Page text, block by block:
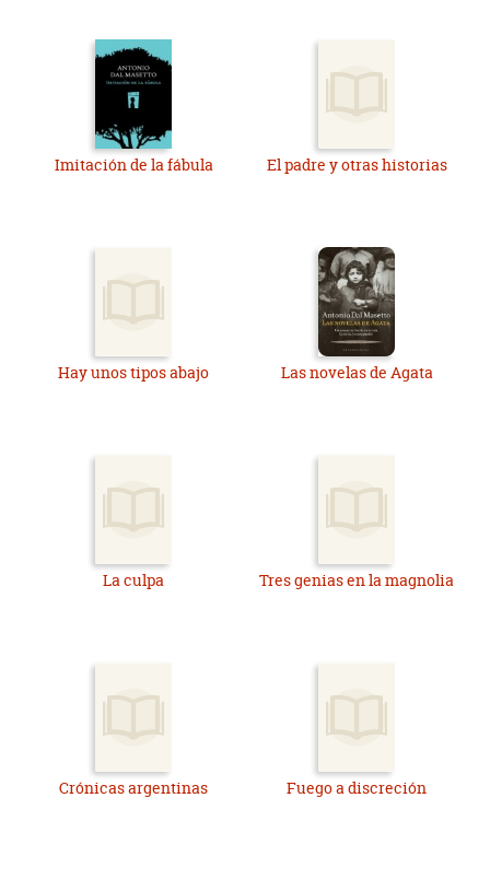
Imitación de la fábula El padre y otras historias
Hay unos tipos abajo Las novelas de Agata
La culpa Tres genias en la magnolia
Crónicas argentinas Fuego a discreción